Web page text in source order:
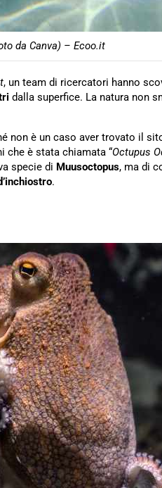
da Canva) – Ecoo.it
, un team di ricercatori hanno
dalla superfice. La natura non
non è un caso aver trovato il
che è stata chiamata “Octupus
specie di Muusoctopus, ma di
.